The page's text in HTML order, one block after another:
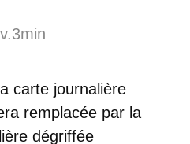
carte journalière
remplacée par la
dégriffée